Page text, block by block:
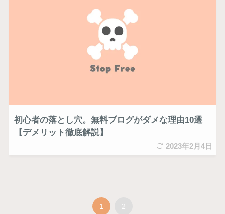
初心者の落とし穴。無料ブログがダメな理由10選
【デメリット徹底解説】
2023年2月4日
1 2